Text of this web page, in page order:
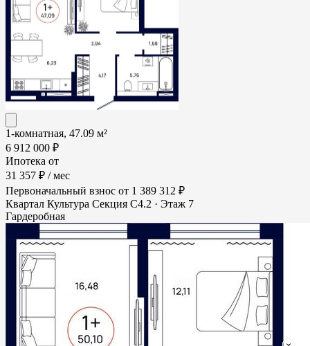
1-комнатная, 47.09 м²
6 912 000 ₽
Ипотека от
31 357 ₽ / мес
Первоначальный взнос от 1 389 312 ₽
Квартал Культура Секция С4.2 · Этаж 7
Гардеробная